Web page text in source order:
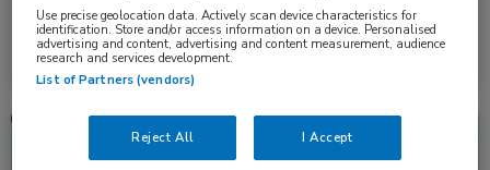
Meer informatie →
Inschrijven gesloten
Dermatologie, Kindergeneeskunde
Use precise geolocation data. Actively scan device characteristics for
identification. Store and/or access information on a device. Personalised
advertising and content, advertising and content measurement, audience
research and services development.
List of Partners (vendors)
Reject All I Accept